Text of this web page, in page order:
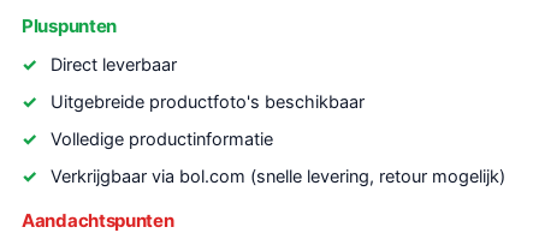
Pluspunten
Direct leverbaar
Uitgebreide productfoto's beschikbaar
Volledige productinformatie
Verkrijgbaar via bol.com (snelle levering, retour mogelijk)
Aandachtspunten